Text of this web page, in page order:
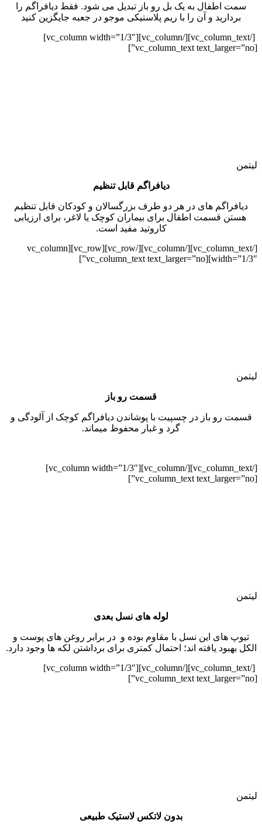
سمت اطفال به یک بل رو باز تبدیل می شود. فقط دیافراگم را
بردارید و آن را با ریم پلاستیکی موجو در جعبه جایگزین کنید
[/vc_column_text][/vc_column][vc_column width=”1/3″]
[vc_column_text text_larger=”no”]
لیتمن
دیافراگم قابل تنظیم
دیافراگم های در هر دو طرف بزرگسالان و کودکان قابل تنظیم
هستن قسمت اطفال برای بیماران کوچک یا لاغر، برای ارزیابی
کاروتید مفید است.
[/vc_column_text][/vc_column][/vc_row][vc_row][vc_column
width=”1/3″][vc_column_text text_larger=”no”]
لیتمن
قسمت رو باز
قسمت رو باز در چسپیت با پوشاندن دیافراگم کوچک از آلودگی و
گرد و غبار محفوظ میماند.
[/vc_column_text][/vc_column][vc_column width=”1/3″]
[vc_column_text text_larger=”no”]
لیتمن
لوله های نسل بعدی
تیوپ های این نسل با مقاوم بوده و در برابر روغن های پوست و
الکل بهبود یافته اند؛ احتمال کمتری برای برداشتن لکه ها وجود دارد.
[/vc_column_text][/vc_column][vc_column width=”1/3″]
[vc_column_text text_larger=”no”]
لیتمن
بدون لاتکس لاستیک طبیعی